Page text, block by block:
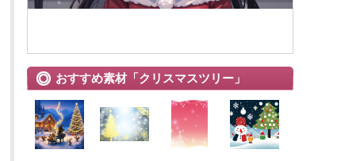
おすすめ素材「クリスマスツリー」